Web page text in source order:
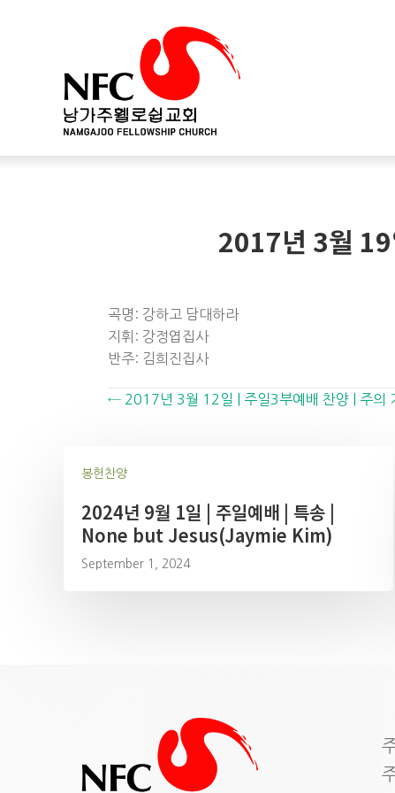
2017년 3월 19
곡명: 강하고 담대하라
지휘: 강정엽집사
반주: 김희진집사
Posts
← 2017년 3월 12일 | 주일3부예배 찬양 | 주의
봉헌찬양
2024년 9월 1일 | 주일예배 | 특송 |
None but Jesus(Jaymie Kim)
September 1, 2024